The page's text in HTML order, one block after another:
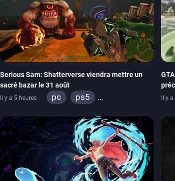
Serious Sam: Shatterverse viendra mettre un
sacré bazar le 31 août
Il y a 5 heures pc
ps5
Il y